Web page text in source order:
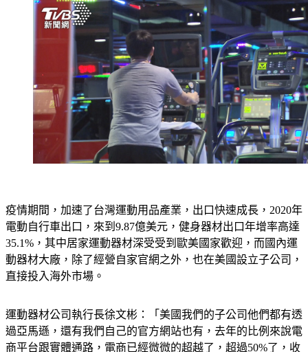
疫情期間，加速了台灣運動用品產業，出口快速成長，2020年
電動自行車出口，來到9.87億美元，健身器材出口年增率高達
35.1%，其中居家運動器材深受受到歐美國家歡迎，而國內運
動器材大廠，除了經營自家官網之外，也在美國設立子公司，
運動器材公司執行長徐文彬：「美國我們的子公司他們都有透
過亞馬遜，還有我們自己的官方網站也有，去年的比例來說電